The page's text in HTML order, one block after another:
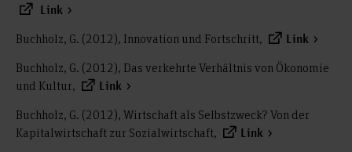
Link
Buchholz, G. (2012), Innovation und Fortschritt, Link
Buchholz, G. (2012), Das verkehrte Verhältnis von Ökonomie
und Kultur,
Link
Buchholz, G. (2012), Wirtschaft als Selbstzweck? Von der
Kapitalwirtschaft zur Sozialwirtschaft,
Link